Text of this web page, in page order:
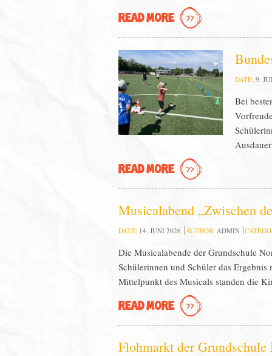
READ MORE
DATE: 9.
Bei
READ MORE
Musicalabend „Zwischen
DATE: 14. JUNI 2026 AUTHOR: ADMIN
Die Musicalabende der Grundschule
Schülerinnen und Schüler das
Mittelpunkt des Musicals standen die
READ MORE
Flohmarkt der